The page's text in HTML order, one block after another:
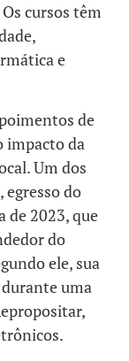
cursos têm
e
de
impacto da
Um dos
do
de 2023, que
do
ele, sua
uma